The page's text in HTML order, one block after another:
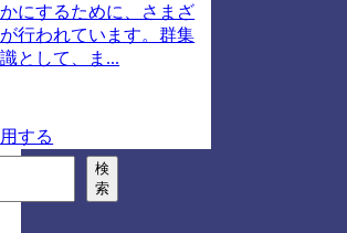
にするために、さまざ
行われています。群集
として、ま...
する
検
索